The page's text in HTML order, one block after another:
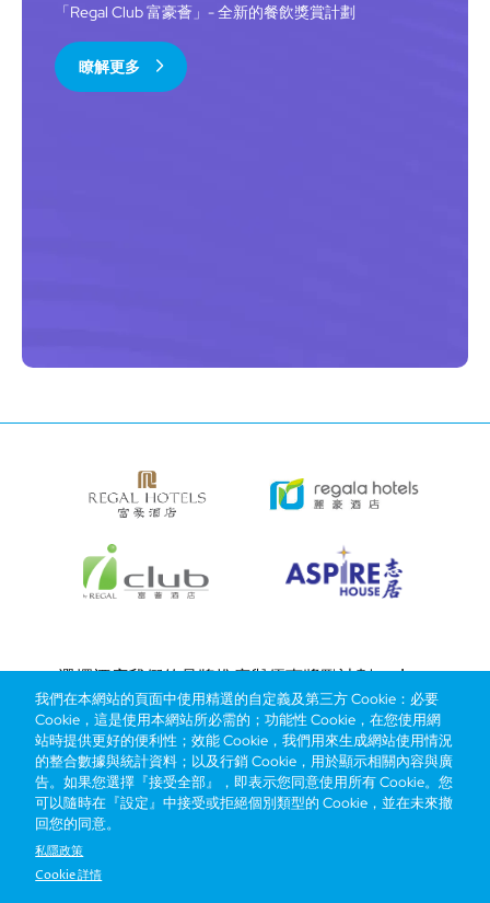
「Regal Club 富豪薈」- 全新的餐飲獎賞計劃
瞭解更多
Bottom
menu
選擇酒店我們的品牌推廣與優惠獎勵計劃e-shop
管理層簡介
搶先一步，掌握最新資訊！
我們在本網站的頁面中使用精選的自定義及第三方 Cookie：必要
Cookie，這是使用本網站所必需的；功能性 Cookie，在您使用網
站時提供更好的便利性；效能 Cookie，我們用來生成網站使用情況
的整合數據與統計資料；以及行銷 Cookie，用於顯示相關內容與廣
告。如果您選擇『接受全部』，即表示您同意使用所有 Cookie。您
可以隨時在『設定』中接受或拒絕個別類型的 Cookie，並在未來撤
回您的同意。
私隱政策
Cookie 詳情